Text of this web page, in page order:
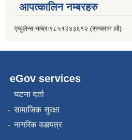
आपत्कालिन नम्बरहरु
एम्बुलेन्स नम्बरः९८५१२४३६१२ (सन्चमान लो)
eGov services
घटना दर्ता
सामाजिक सुरक्षा
नागरिक वडापत्र